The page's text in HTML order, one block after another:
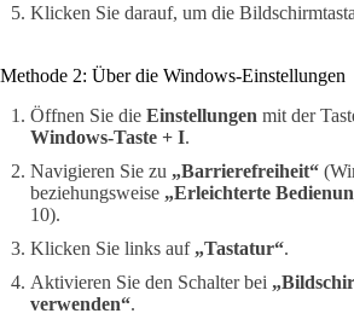
Klicken Sie darauf, um die
Methode 2: Über die Windows-Einstellungen
Öffnen Sie die Einstellungen mit der
Windows-Taste + I.
Navigieren Sie zu „Barrierefreiheit“
beziehungsweise „Erleichterte
10).
Klicken Sie links auf „Tastatur“.
Aktivieren Sie den Schalter bei
verwenden“.